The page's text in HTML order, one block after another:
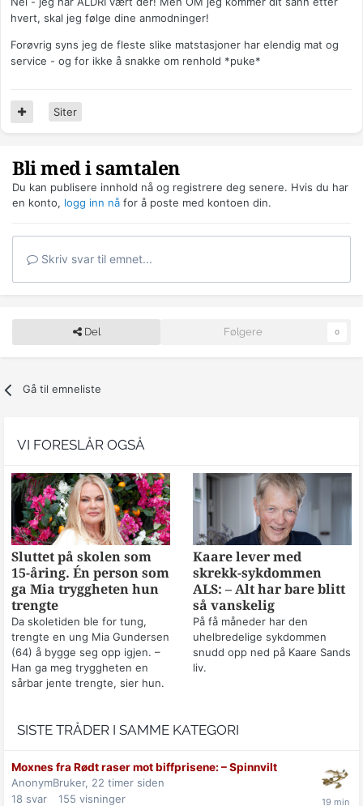
hvert, skal jeg følge dine anmodninger!
Forøvrig syns jeg de fleste slike matstasjoner har elendig mat og
service - og for ikke å snakke om renhold *puke*
Siter
Bli med i samtalen
Du kan publisere innhold nå og registrere deg senere. Hvis du har
en konto, logg inn nå for å poste med kontoen din.
Skriv svar til emnet...
Del Følgere 0
Gå til emneliste
VI FORESLÅR OGSÅ
Sluttet på skolen som
15-åring. Én person som
ga Mia tryggheten hun
trengte
Da skoletiden ble for tung,
trengte en ung Mia Gundersen
(64) å bygge seg opp igjen. –
Han ga meg tryggheten en
sårbar jente trengte, sier hun.
Kaare lever med
skrekk-sykdommen
ALS: – Alt har bare blitt
så vanskelig
På få måneder har den
uhelbredelige sykdommen
snudd opp ned på Kaare Sands
liv.
SISTE TRÅDER I SAMME KATEGORI
Moxnes fra Rødt raser mot biff­prisene: –⁠ Spinnvilt
AnonymBruker, 22 timer siden
18 svar 155 visninger